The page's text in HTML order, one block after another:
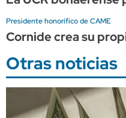
Presidente honorífico de CAME
Cornide crea su
Otras noticias